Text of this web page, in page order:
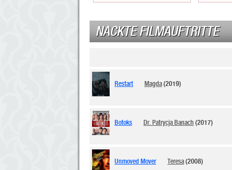
NACKTE FILMAUFTRITTE
Restart Magda(2019)
Botoks Dr. Patrycja Banach (2017)
Unmoved Mover Teresa(2008)